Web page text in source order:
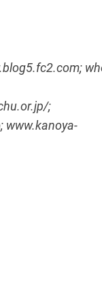
;
www.kanoya-